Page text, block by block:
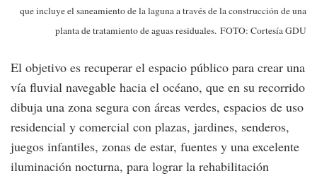
que incluye el saneamiento de la laguna a través de la construcción de una
planta de tratamiento de aguas residuales. FOTO: Cortesía GDU
El objetivo es recuperar el espacio público para crear una
vía fluvial navegable hacia el océano, que en su recorrido
dibuja una zona segura con áreas verdes, espacios de uso
residencial y comercial con plazas, jardines, senderos,
juegos infantiles, zonas de estar, fuentes y una excelente
iluminación nocturna, para lograr la rehabilitación